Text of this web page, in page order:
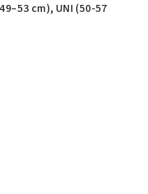
cm), UNI (50-57